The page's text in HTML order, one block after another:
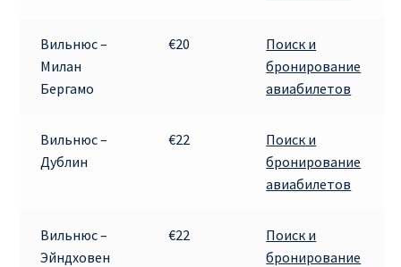
Вильнюс –
Милан
Бергамо
€20
Поиск и
бронирование
авиабилетов
Вильнюс –
Дублин
€22
Поиск и
бронирование
авиабилетов
Вильнюс –
Эйндховен
€22
Поиск и
бронирование